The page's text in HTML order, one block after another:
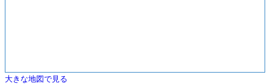
大きな地図で見る